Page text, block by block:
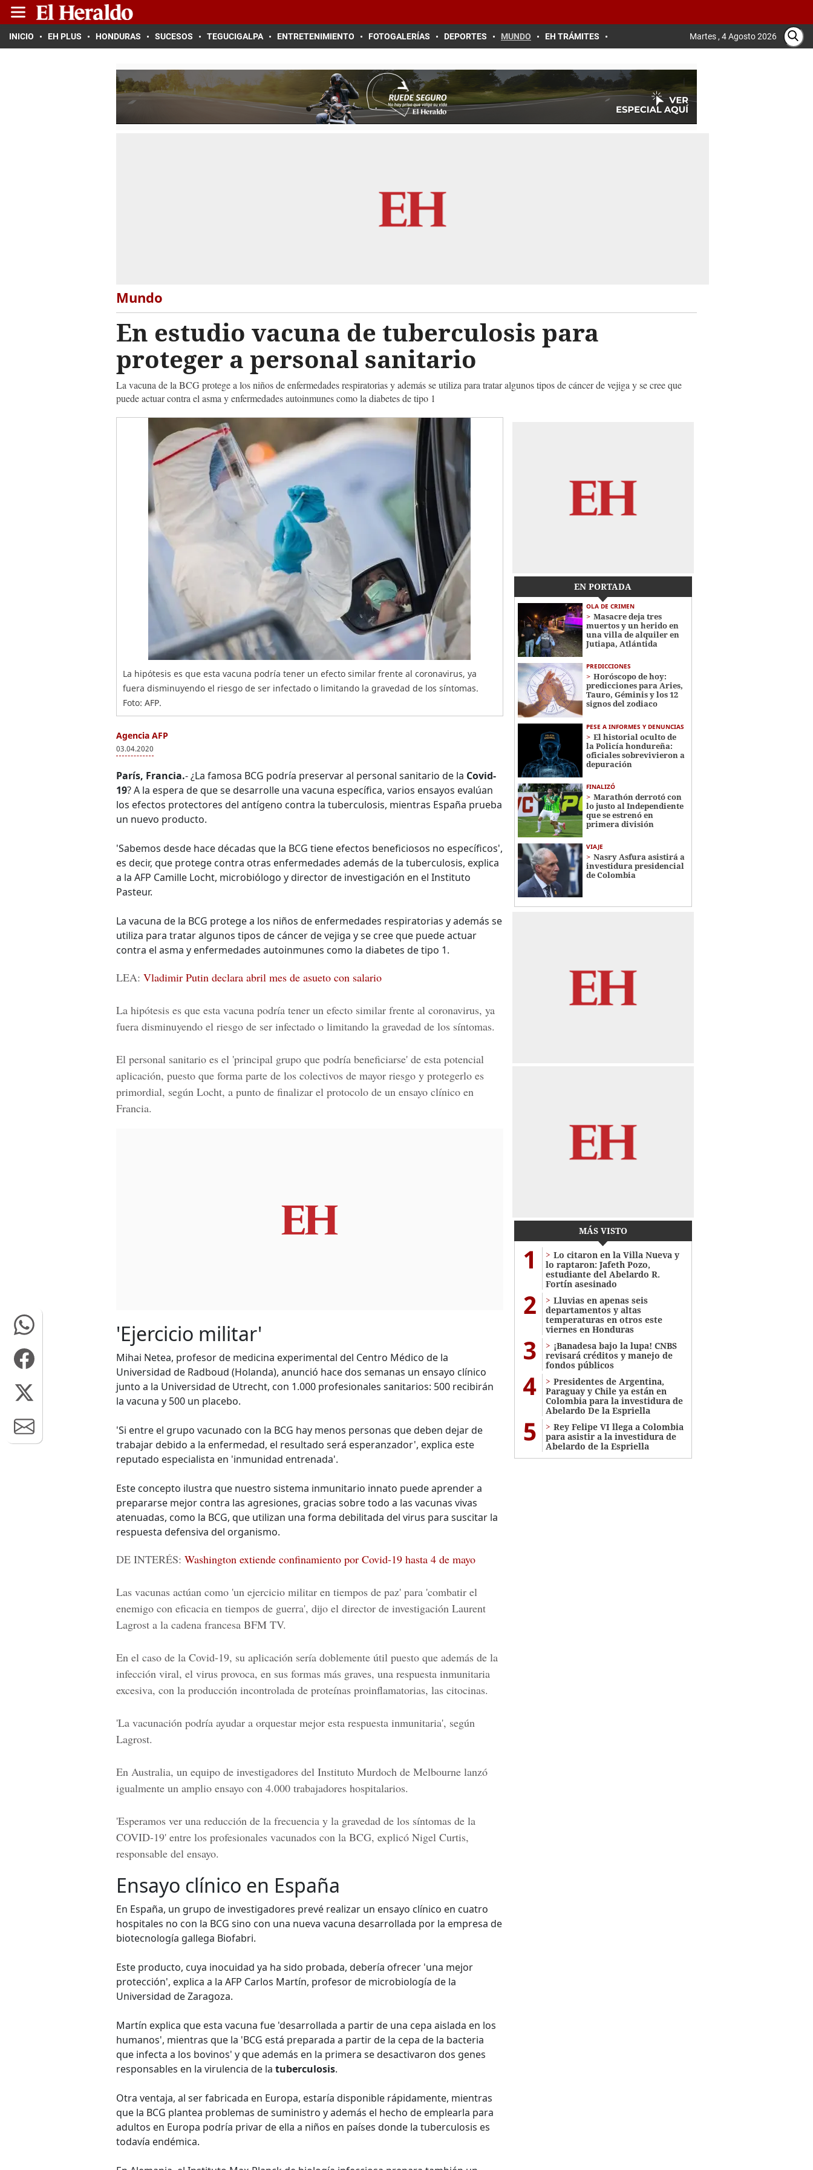
INICIO EH PLUS HONDURAS SUCESOS TEGUCIGALPA ENTRETENIMIENTO FOTOGALERÍAS DEPORTES MUNDO EH TRÁMITES Martes , 4 Agosto 2026
Mundo
En estudio vacuna de tuberculosis para
proteger a personal sanitario
La vacuna de la BCG protege a los niños de enfermedades respiratorias y además se utiliza para tratar algunos tipos de cáncer de vejiga y se cree que
puede actuar contra el asma y enfermedades autoinmunes como la diabetes de tipo 1
La hipótesis es que esta vacuna podría tener un efecto similar frente al coronavirus, ya
fuera disminuyendo el riesgo de ser infectado o limitando la gravedad de los síntomas.
Foto: AFP.
Agencia AFP
03.04.2020
París, Francia.- ¿La famosa BCG podría preservar al personal sanitario de la Covid-
19? A la espera de que se desarrolle una vacuna específica, varios ensayos evalúan
los efectos protectores del antígeno contra la tuberculosis, mientras España prueba
un nuevo producto.
'Sabemos desde hace décadas que la BCG tiene efectos beneficiosos no específicos',
es decir, que protege contra otras enfermedades además de la tuberculosis, explica
a la AFP Camille Locht, microbiólogo y director de investigación en el Instituto
Pasteur.
La vacuna de la BCG protege a los niños de enfermedades respiratorias y además se
utiliza para tratar algunos tipos de cáncer de vejiga y se cree que puede actuar
contra el asma y enfermedades autoinmunes como la diabetes de tipo 1.
LEA: Vladimir Putin declara abril mes de asueto con salario
La hipótesis es que esta vacuna podría tener un efecto similar frente al coronavirus, ya
fuera disminuyendo el riesgo de ser infectado o limitando la gravedad de los síntomas.
El personal sanitario es el 'principal grupo que podría beneficiarse' de esta potencial
aplicación, puesto que forma parte de los colectivos de mayor riesgo y protegerlo es
primordial, según Locht, a punto de finalizar el protocolo de un ensayo clínico en
Francia.
'Ejercicio militar'
Mihai Netea, profesor de medicina experimental del Centro Médico de la
Universidad de Radboud (Holanda), anunció hace dos semanas un ensayo clínico
junto a la Universidad de Utrecht, con 1.000 profesionales sanitarios: 500 recibirán
la vacuna y 500 un placebo.
'Si entre el grupo vacunado con la BCG hay menos personas que deben dejar de
trabajar debido a la enfermedad, el resultado será esperanzador', explica este
reputado especialista en 'inmunidad entrenada'.
Este concepto ilustra que nuestro sistema inmunitario innato puede aprender a
prepararse mejor contra las agresiones, gracias sobre todo a las vacunas vivas
atenuadas, como la BCG, que utilizan una forma debilitada del virus para suscitar la
respuesta defensiva del organismo.
DE INTERÉS: Washington extiende confinamiento por Covid-19 hasta 4 de mayo
Las vacunas actúan como 'un ejercicio militar en tiempos de paz' para 'combatir el
enemigo con eficacia en tiempos de guerra', dijo el director de investigación Laurent
Lagrost a la cadena francesa BFM TV.
En el caso de la Covid-19, su aplicación sería doblemente útil puesto que además de la
infección viral, el virus provoca, en sus formas más graves, una respuesta inmunitaria
excesiva, con la producción incontrolada de proteínas proinflamatorias, las citocinas.
'La vacunación podría ayudar a orquestar mejor esta respuesta inmunitaria', según
Lagrost.
En Australia, un equipo de investigadores del Instituto Murdoch de Melbourne lanzó
igualmente un amplio ensayo con 4.000 trabajadores hospitalarios.
'Esperamos ver una reducción de la frecuencia y la gravedad de los síntomas de la
COVID-19' entre los profesionales vacunados con la BCG, explicó Nigel Curtis,
responsable del ensayo.
Ensayo clínico en España
En España, un grupo de investigadores prevé realizar un ensayo clínico en cuatro
hospitales no con la BCG sino con una nueva vacuna desarrollada por la empresa de
biotecnología gallega Biofabri.
Este producto, cuya inocuidad ya ha sido probada, debería ofrecer 'una mejor
protección', explica a la AFP Carlos Martín, profesor de microbiología de la
Universidad de Zaragoza.
Martín explica que esta vacuna fue 'desarrollada a partir de una cepa aislada en los
humanos', mientras que la 'BCG está preparada a partir de la cepa de la bacteria
que infecta a los bovinos' y que además en la primera se desactivaron dos genes
responsables en la virulencia de la tuberculosis.
Otra ventaja, al ser fabricada en Europa, estaría disponible rápidamente, mientras
que la BCG plantea problemas de suministro y además el hecho de emplearla para
adultos en Europa podría privar de ella a niños en países donde la tuberculosis es
todavía endémica.
EN PORTADA
OLA DE CRIMEN
Masacre deja tres
muertos y un herido en
una villa de alquiler en
Jutiapa, Atlántida
PREDICCIONES
Horóscopo de hoy:
predicciones para Aries,
Tauro, Géminis y los 12
signos del zodiaco
PESE A INFORMES Y DENUNCIAS
El historial oculto de
la Policía hondureña:
oficiales sobrevivieron a
depuración
FINALIZÓ
Marathón derrotó con
lo justo al Independiente
que se estrenó en
primera división
VIAJE
Nasry Asfura asistirá a
investidura presidencial
de Colombia
MÁS VISTO
1
Lo citaron en la Villa Nueva y
lo raptaron: Jafeth Pozo,
estudiante del Abelardo R.
Fortín asesinado
2
Lluvias en apenas seis
departamentos y altas
temperaturas en otros este
viernes en Honduras
3
¡Banadesa bajo la lupa! CNBS
revisará créditos y manejo de
fondos públicos
4
Presidentes de Argentina,
Paraguay y Chile ya están en
Colombia para la investidura de
Abelardo De la Espriella
5
Rey Felipe VI llega a Colombia
para asistir a la investidura de
Abelardo de la Espriella